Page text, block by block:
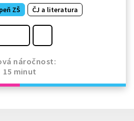
ZŠ ČJ a literatura
náročnost:
15 minut